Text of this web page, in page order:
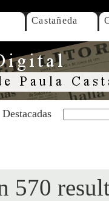
Castañeda
Destacadas
570